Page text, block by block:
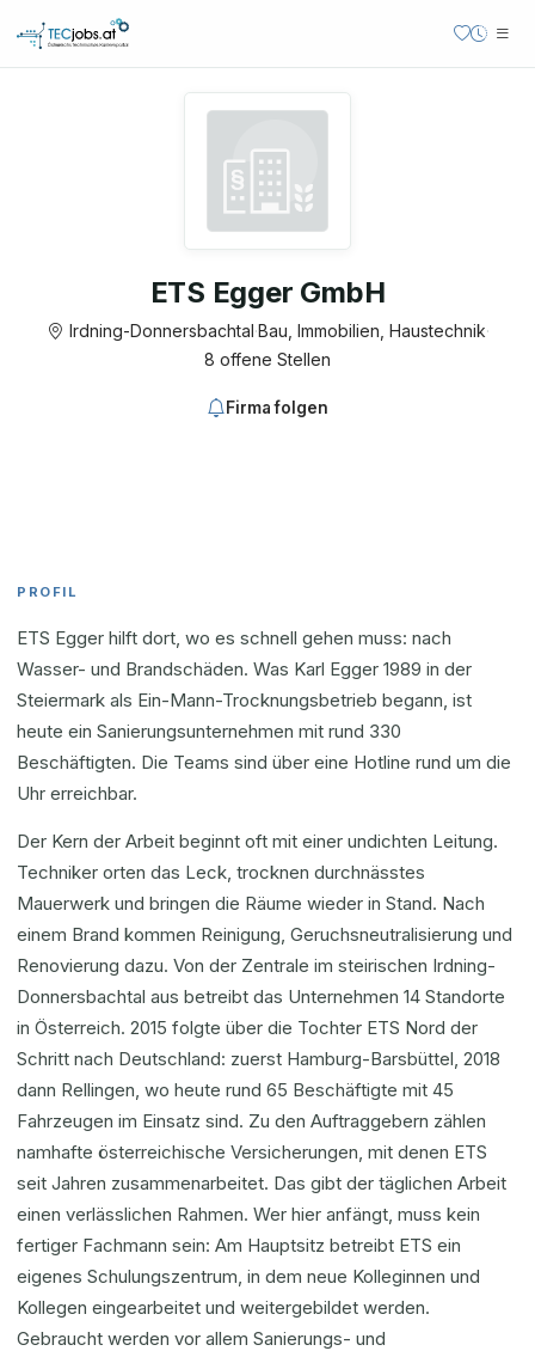
ETS Egger GmbH
Irdning-Donnersbachtal·Bau, Immobilien, Haustechnik·
8 offene Stellen
Firma folgen
PROFIL
ETS Egger hilft dort, wo es schnell gehen muss: nach
Wasser- und Brandschäden. Was Karl Egger 1989 in der
Steiermark als Ein-Mann-Trocknungsbetrieb begann, ist
heute ein Sanierungsunternehmen mit rund 330
Beschäftigten. Die Teams sind über eine Hotline rund um die
Uhr erreichbar.
Der Kern der Arbeit beginnt oft mit einer undichten Leitung.
Techniker orten das Leck, trocknen durchnässtes
Mauerwerk und bringen die Räume wieder in Stand. Nach
einem Brand kommen Reinigung, Geruchsneutralisierung und
Renovierung dazu. Von der Zentrale im steirischen Irdning-
Donnersbachtal aus betreibt das Unternehmen 14 Standorte
in Österreich. 2015 folgte über die Tochter ETS Nord der
Schritt nach Deutschland: zuerst Hamburg-Barsbüttel, 2018
dann Rellingen, wo heute rund 65 Beschäftigte mit 45
Fahrzeugen im Einsatz sind. Zu den Auftraggebern zählen
namhafte österreichische Versicherungen, mit denen ETS
seit Jahren zusammenarbeitet. Das gibt der täglichen Arbeit
einen verlässlichen Rahmen. Wer hier anfängt, muss kein
fertiger Fachmann sein: Am Hauptsitz betreibt ETS ein
eigenes Schulungszentrum, in dem neue Kolleginnen und
Kollegen eingearbeitet und weitergebildet werden.
Gebraucht werden vor allem Sanierungs- und